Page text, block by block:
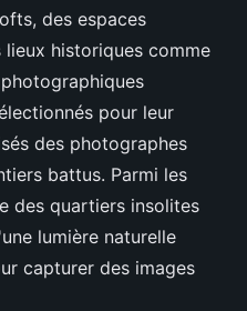
des espaces
historiques comme
pour leur
des photographes
battus. Parmi les
des quartiers insolites
lumière naturelle
capturer des images